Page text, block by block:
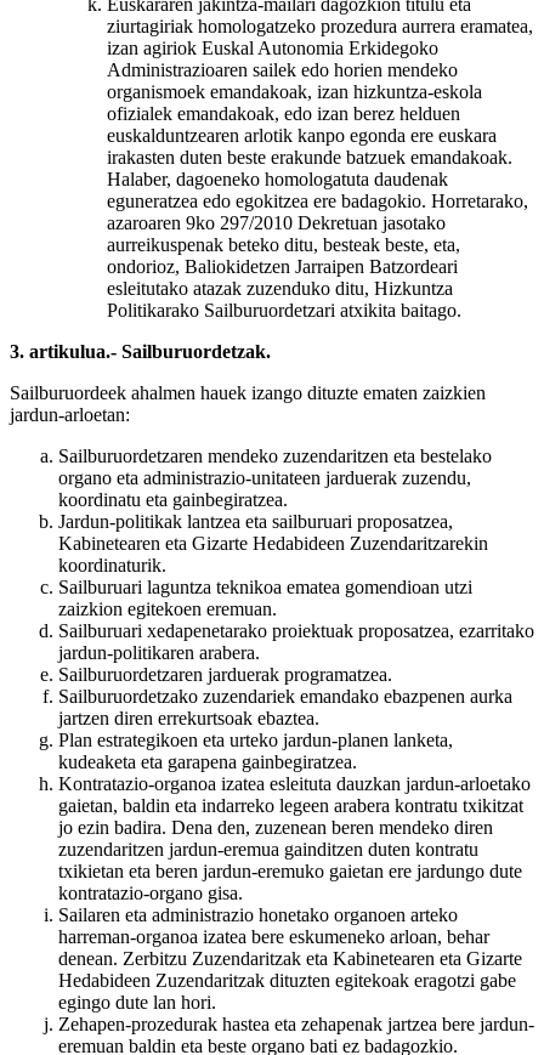
Euskararen jakintza-mailari dagozkion titulu eta
ziurtagiriak homologatzeko prozedura aurrera eramatea,
izan agiriok Euskal Autonomia Erkidegoko
Administrazioaren sailek edo horien mendeko
organismoek emandakoak, izan hizkuntza-eskola
ofizialek emandakoak, edo izan berez helduen
euskalduntzearen arlotik kanpo egonda ere euskara
irakasten duten beste erakunde batzuek emandakoak.
Halaber, dagoeneko homologatuta daudenak
eguneratzea edo egokitzea ere badagokio. Horretarako,
azaroaren 9ko 297/2010 Dekretuan jasotako
aurreikuspenak beteko ditu, besteak beste, eta,
ondorioz, Baliokidetzen Jarraipen Batzordeari
esleitutako atazak zuzenduko ditu, Hizkuntza
Politikarako Sailburuordetzari atxikita baitago.
3. artikulua.- Sailburuordetzak.
Sailburuordeek ahalmen hauek izango dituzte ematen zaizkien
jardun-arloetan:
Sailburuordetzaren mendeko zuzendaritzen eta bestelako
organo eta administrazio-unitateen jarduerak zuzendu,
koordinatu eta gainbegiratzea.
Jardun-politikak lantzea eta sailburuari proposatzea,
Kabinetearen eta Gizarte Hedabideen Zuzendaritzarekin
koordinaturik.
Sailburuari laguntza teknikoa ematea gomendioan utzi
zaizkion egitekoen eremuan.
Sailburuari xedapenetarako proiektuak proposatzea, ezarritako
jardun-politikaren arabera.
Sailburuordetzaren jarduerak programatzea.
Sailburuordetzako zuzendariek emandako ebazpenen aurka
jartzen diren errekurtsoak ebaztea.
Plan estrategikoen eta urteko jardun-planen lanketa,
kudeaketa eta garapena gainbegiratzea.
Kontratazio-organoa izatea esleituta dauzkan jardun-arloetako
gaietan, baldin eta indarreko legeen arabera kontratu txikitzat
jo ezin badira. Dena den, zuzenean beren mendeko diren
zuzendaritzen jardun-eremua gainditzen duten kontratu
txikietan eta beren jardun-eremuko gaietan ere jardungo dute
kontratazio-organo gisa.
Sailaren eta administrazio honetako organoen arteko
harreman-organoa izatea bere eskumeneko arloan, behar
denean. Zerbitzu Zuzendaritzak eta Kabinetearen eta Gizarte
Hedabideen Zuzendaritzak dituzten egitekoak eragotzi gabe
egingo dute lan hori.
Zehapen-prozedurak hastea eta zehapenak jartzea bere jardun-
eremuan baldin eta beste organo bati ez badagozkio.